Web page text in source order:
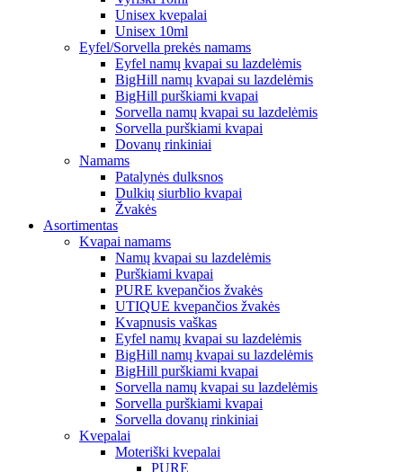
Unisex kvepalai
Unisex 10ml
Eyfel/Sorvella prekės namams
Eyfel namų kvapai su lazdelėmis
BigHill namų kvapai su lazdelėmis
BigHill purškiami kvapai
Sorvella namų kvapai su lazdelėmis
Sorvella purškiami kvapai
Dovanų rinkiniai
Namams
Patalynės dulksnos
Dulkių siurblio kvapai
Žvakės
Asortimentas
Kvapai namams
Namų kvapai su lazdelėmis
Purškiami kvapai
PURE kvepančios žvakės
UTIQUE kvepančios žvakės
Kvapnusis vaškas
Eyfel namų kvapai su lazdelėmis
BigHill namų kvapai su lazdelėmis
BigHill purškiami kvapai
Sorvella namų kvapai su lazdelėmis
Sorvella purškiami kvapai
Sorvella dovanų rinkiniai
Kvepalai
Moteriški kvepalai
PURE